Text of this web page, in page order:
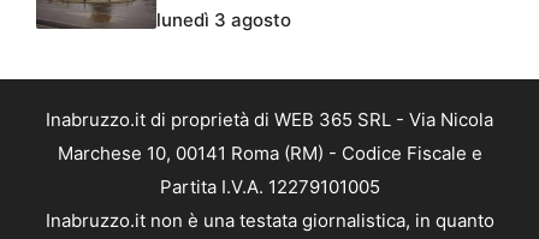
lunedì 3 agosto
Inabruzzo.it di proprietà di WEB 365 SRL - Via Nicola
Marchese 10, 00141 Roma (RM) - Codice Fiscale e
Partita I.V.A. 12279101005
Inabruzzo.it non è una testata giornalistica, in quanto